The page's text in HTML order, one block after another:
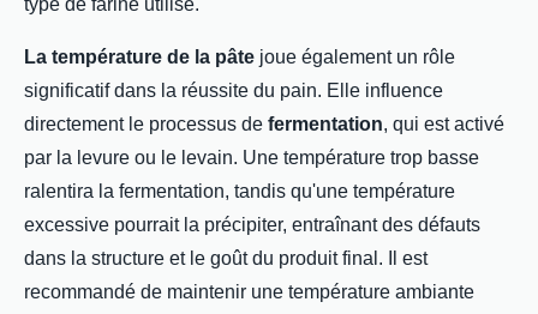
type de farine utilisé.
La température de la pâte joue également un rôle
significatif dans la réussite du pain. Elle influence
directement le processus de fermentation, qui est activé
par la levure ou le levain. Une température trop basse
ralentira la fermentation, tandis qu'une température
excessive pourrait la précipiter, entraînant des défauts
dans la structure et le goût du produit final. Il est
recommandé de maintenir une température ambiante